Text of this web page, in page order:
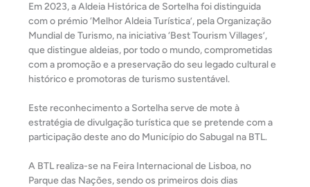
Em 2023, a Aldeia Histórica de Sortelha foi distinguida
com o prémio ‘Melhor Aldeia Turística’, pela Organização
Mundial de Turismo, na iniciativa ‘Best Tourism Villages’,
que distingue aldeias, por todo o mundo, comprometidas
com a promoção e a preservação do seu legado cultural e
histórico e promotoras de turismo sustentável.
Este reconhecimento a Sortelha serve de mote à
estratégia de divulgação turística que se pretende com a
participação deste ano do Município do Sabugal na BTL.
A BTL realiza-se na Feira Internacional de Lisboa, no
Parque das Nações, sendo os primeiros dois dias